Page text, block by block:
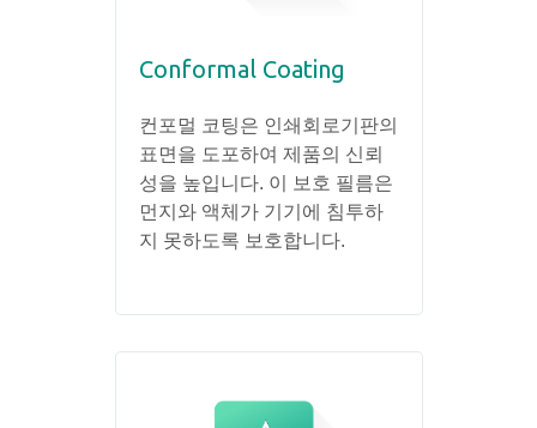
Conformal Coating
컨포멀 코팅은 인쇄회로기판의
표면을 도포하여 제품의 신뢰
성을 높입니다. 이 보호 필름은
먼지와 액체가 기기에 침투하
지 못하도록 보호합니다.